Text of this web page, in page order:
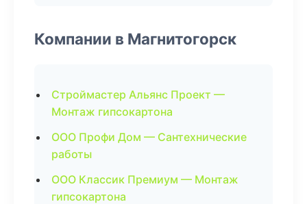
Компании в Магнитогорск
Строймастер Альянс Проект —
Монтаж гипсокартона
ООО Профи Дом — Сантехнические
работы
ООО Классик Премиум — Монтаж
гипсокартона